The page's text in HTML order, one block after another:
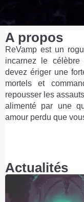
A propos
ReVamp est un
incarnez le célèbre
devez ériger une
mortels et
repousser les
alimenté par une
amour perdu que
Actualités